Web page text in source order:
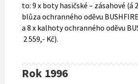
to: 9 x boty hasičské – zásahové (á
blůza ochranného oděvu
a 8 x kalhoty ochranného oděvu
2 559,- Kč).
Rok 1996